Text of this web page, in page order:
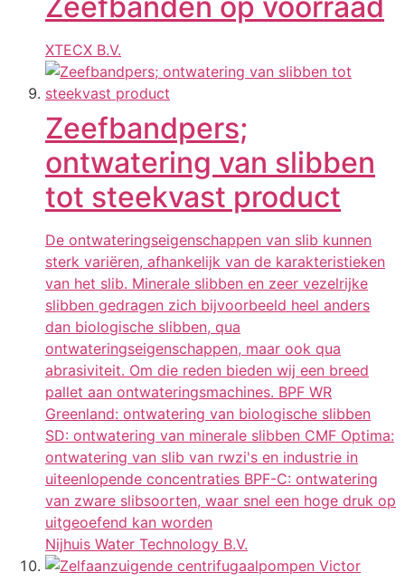
XTECX B.V.
Zeefbandpers;
ontwatering van slibben
tot steekvast product
De ontwateringseigenschappen van slib kunnen
sterk variëren, afhankelijk van de karakteristieken
van het slib. Minerale slibben en zeer vezelrijke
slibben gedragen zich bijvoorbeeld heel anders
dan biologische slibben, qua
ontwateringseigenschappen, maar ook qua
abrasiviteit. Om die reden bieden wij een breed
pallet aan ontwateringsmachines. BPF WR
Greenland: ontwatering van biologische slibben
SD: ontwatering van minerale slibben CMF Optima:
ontwatering van slib van rwzi's en industrie in
uiteenlopende concentraties BPF-C: ontwatering
van zware slibsoorten, waar snel een hoge druk op
uitgeoefend kan worden
Nijhuis Water Technology B.V.